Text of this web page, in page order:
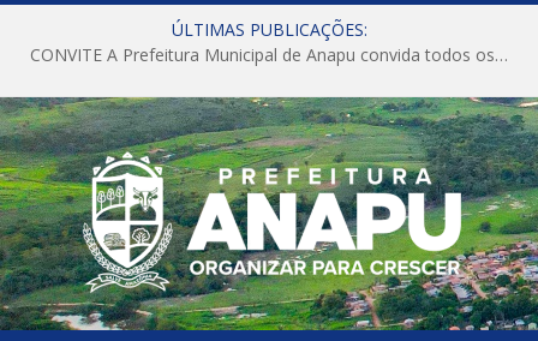
ÚLTIMAS PUBLICAÇÕES:
CONVITE A Prefeitura Municipal de Anapu convida todos os servidores públicos municipais para participarem da Audiência Pública de discussão da Lei de Diretrizes Orçamentárias (LDO), importante instrumento de planejamento das ações e investimentos da Administração Pública para o próximo exercício financeiro.